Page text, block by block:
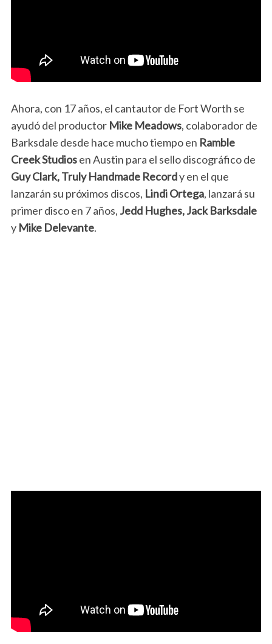
Ahora, con 17 años, el cantautor de Fort Worth se
ayudó del productorMike Meadows, colaborador de
Barksdale desde hace mucho tiempo en Ramble
Creek Studiosen Austin para el sello discográfico de
Guy Clark,Truly Handmade Recordy en el que
lanzarán su próximos discos, Lindi Ortega, lanzará su
primer disco en 7 años, Jedd Hughes, Jack Barksdale
y Mike Delevante.